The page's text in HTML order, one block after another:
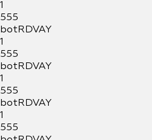
1
555
botRDVAY
1
555
botRDVAY
1
555
botRDVAY
1
555